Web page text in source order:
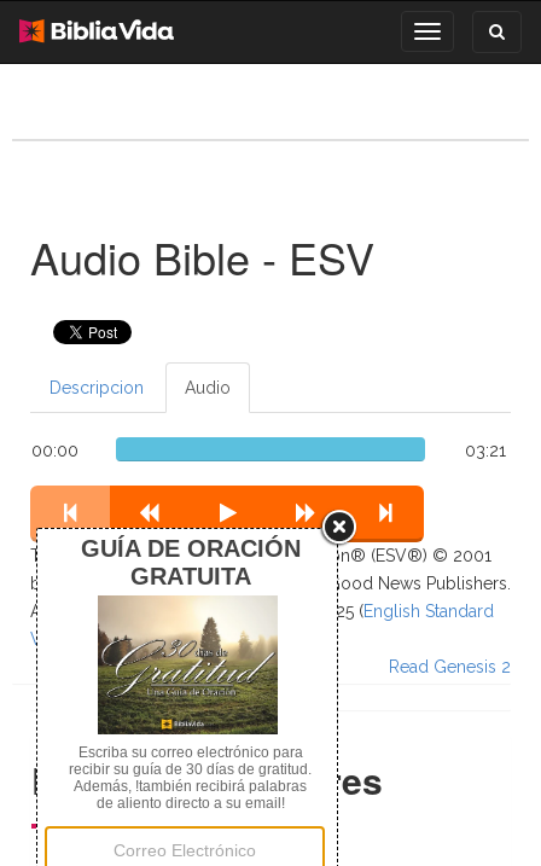
Toggle
navigation
Audio Bible - ESV
Descripcion Audio
00:00 03:21
The Holy Bible, English Standard Version® (ESV®) © 2001
by Crossway, a publishing ministry of Good News Publishers.
All rights reserved. ESV Text Edition: 2025 (English Standard
Version - The Holy Bible Online
Read Genesis 2
Recursos Populares